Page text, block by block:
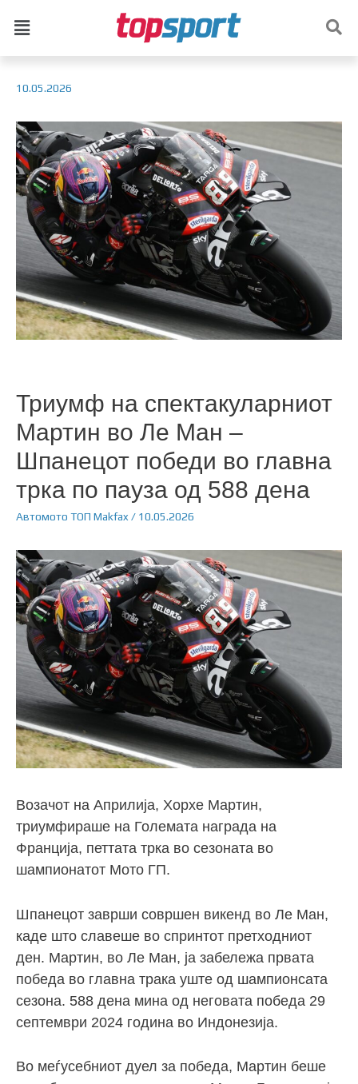
10.05.2026
Триумф на спектакуларниот
Мартин во Ле Ман –
Шпанецот победи во главна
трка по пауза од 588 дена
Автомото ТОП Makfax / 10.05.2026
Возачот на Априлија, Хорхе Мартин,
триумфираше на Големата награда на
Франција, петтата трка во сезоната во
шампионатот Мото ГП.
Шпанецот заврши совршен викенд во Ле Ман,
каде што славеше во спринтот претходниот
ден. Мартин, во Ле Ман, ја забележа првата
победа во главна трака уште од шампионсата
сезона. 588 дена мина од неговата победа 29
септември 2024 година во Индонезија.
Во меѓусебниот дуел за победа, Мартин беше